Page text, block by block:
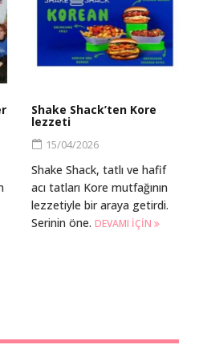
Shake Shack’ten Kore
lezzeti
15/04/2026
Shake Shack, tatlı ve hafif
acı tatları Kore mutfağının
lezzetiyle bir araya getirdi.
Serinin öne. DEVAMI IÇIN